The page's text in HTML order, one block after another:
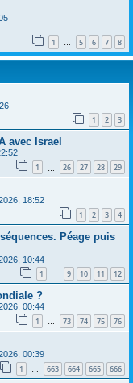
1 … 5 6 7 8
1 2 3
avec Israel
1 26 27 28 29
18:52
1 2 3 4
Péage puis
10:44
1 9 10 11 12
?
00:44
1 … 73 74 75 76
00:39
1 … 663 664 665 666